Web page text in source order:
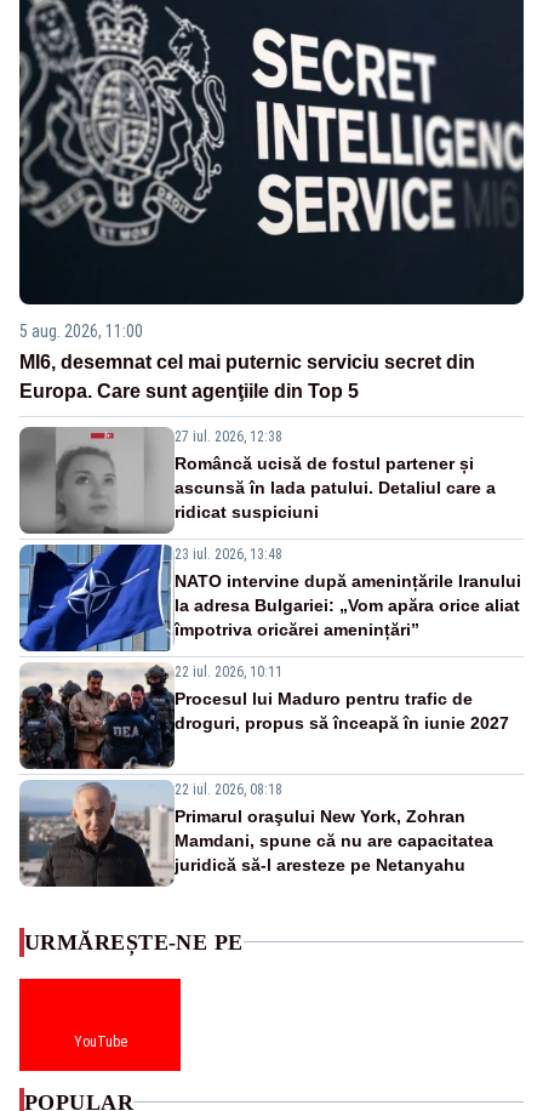
5 aug. 2026, 11:00
MI6, desemnat cel mai puternic serviciu secret din
Europa. Care sunt agenţiile din Top 5
27 iul. 2026, 12:38
Româncă ucisă de fostul partener și
ascunsă în lada patului. Detaliul care a
ridicat suspiciuni
23 iul. 2026, 13:48
NATO intervine după amenințările Iranului
la adresa Bulgariei: „Vom apăra orice aliat
împotriva oricărei amenințări”
22 iul. 2026, 10:11
Procesul lui Maduro pentru trafic de
droguri, propus să înceapă în iunie 2027
22 iul. 2026, 08:18
Primarul oraşului New York, Zohran
Mamdani, spune că nu are capacitatea
juridică să-l aresteze pe Netanyahu
URMĂREȘTE-NE PE
YouTube
POPULAR